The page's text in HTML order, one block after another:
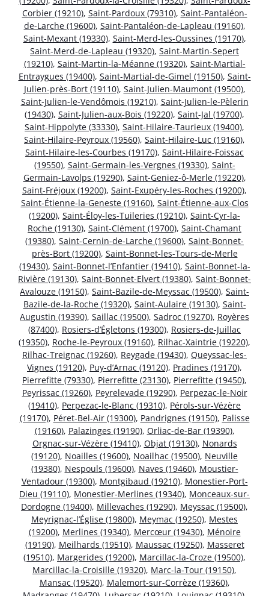
Corbier (19210), Saint-Pardoux (79310), Saint-Pantaléon-
de-Larche (19600), Saint-Pantaléon-de-Lapleau (19160),
Saint-Mexant (19330), Saint-Merd-les-Oussines (19170),
Saint-Merd-de-Lapleau (19320), Saint-Martin-Sepert
(19210), Saint-Martin-la-Méanne (19320), Saint-Martial-
Entraygues (19400), Saint-Martial-de-Gimel (19150), Saint-
Julien-près-Bort (19110), Saint-Julien-Maumont (19500),
Saint-Julien-le-Vendômois (19210), Saint-Julien-le-Pèlerin
(19430), Saint-Julien-aux-Bois (19220), Saint-Jal (19700),
Saint-Hippolyte (33330), Saint-Hilaire-Taurieux (19400),
Saint-Hilaire-Peyroux (19560), Saint-Hilaire-Luc (19160),
Saint-Hilaire-les-Courbes (19170), Saint-Hilaire-Foissac
(19550), Saint-Germain-les-Vergnes (19330), Saint-
Germain-Lavolps (19290), Saint-Geniez-ô-Merle (19220),
Saint-Fréjoux (19200), Saint-Exupéry-les-Roches (19200),
Saint-Étienne-la-Geneste (19160), Saint-Étienne-aux-Clos
(19200), Saint-Éloy-les-Tuileries (19210), Saint-Cyr-la-
Roche (19130), Saint-Clément (19700), Saint-Chamant
(19380), Saint-Cernin-de-Larche (19600), Saint-Bonnet-
près-Bort (19200), Saint-Bonnet-les-Tours-de-Merle
(19430), Saint-Bonnet-l’Enfantier (19410), Saint-Bonnet-la-
Rivière (19130), Saint-Bonnet-Elvert (19380), Saint-Bonnet-
Avalouze (19150), Saint-Bazile-de-Meyssac (19500), Saint-
Bazile-de-la-Roche (19320), Saint-Aulaire (19130), Saint-
Augustin (19390), Saillac (19500), Sadroc (19270), Royères
(87400), Rosiers-d’Égletons (19300), Rosiers-de-Juillac
(19350), Roche-le-Peyroux (19160), Rilhac-Xaintrie (19220),
Rilhac-Treignac (19260), Reygade (19430), Queyssac-les-
Vignes (19120), Puy-d’Arnac (19120), Pradines (19170),
Pierrefitte (79330), Pierrefitte (23130), Pierrefitte (19450),
Peyrissac (19260), Peyrelevade (19290), Perpezac-le-Noir
(19410), Perpezac-le-Blanc (19310), Pérols-sur-Vézère
(19170), Péret-Bel-Air (19300), Pandrignes (19150), Palisse
(19160), Palazinges (19190), Orliac-de-Bar (19390),
Orgnac-sur-Vézère (19410), Objat (19130), Nonards
(19120), Noailles (19600), Noailhac (19500), Neuville
(19380), Nespouls (19600), Naves (19460), Moustier-
Ventadour (19300), Montgibaud (19210), Monestier-Port-
Dieu (19110), Monestier-Merlines (19340), Monceaux-sur-
Dordogne (19400), Millevaches (19290), Meyssac (19500),
Meyrignac-l’Église (19800), Meymac (19250), Mestes
(19200), Merlines (19340), Mercœur (19430), Ménoire
(19190), Meilhards (19510), Maussac (19250), Masseret
(19510), Margerides (19200), Marcillac-la-Croze (19500),
Marcillac-la-Croisille (19320), Marc-la-Tour (19150),
Mansac (19520), Malemort-sur-Corrèze (19360),